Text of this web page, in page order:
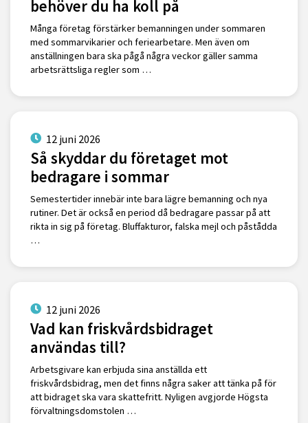
behöver du ha koll på
Många företag förstärker bemanningen under sommaren
med sommarvikarier och feriearbetare. Men även om
anställningen bara ska pågå några veckor gäller samma
arbetsrättsliga regler som …
12 juni 2026
Så skyddar du företaget mot
bedragare i sommar
Semestertider innebär inte bara lägre bemanning och nya
rutiner. Det är också en period då bedragare passar på att
rikta in sig på företag. Bluffakturor, falska mejl och påstådda
…
12 juni 2026
Vad kan friskvårdsbidraget
användas till?
Arbetsgivare kan erbjuda sina anställda ett
friskvårdsbidrag, men det finns några saker att tänka på för
att bidraget ska vara skattefritt. Nyligen avgjorde Högsta
förvaltningsdomstolen …